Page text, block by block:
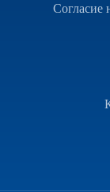
Согласие